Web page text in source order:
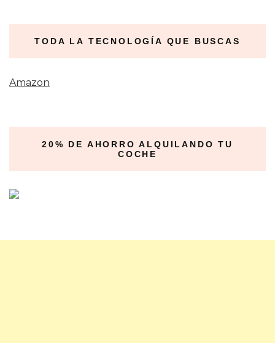
TODA LA TECNOLOGÍA QUE BUSCAS
Amazon
20% DE AHORRO ALQUILANDO TU
COCHE